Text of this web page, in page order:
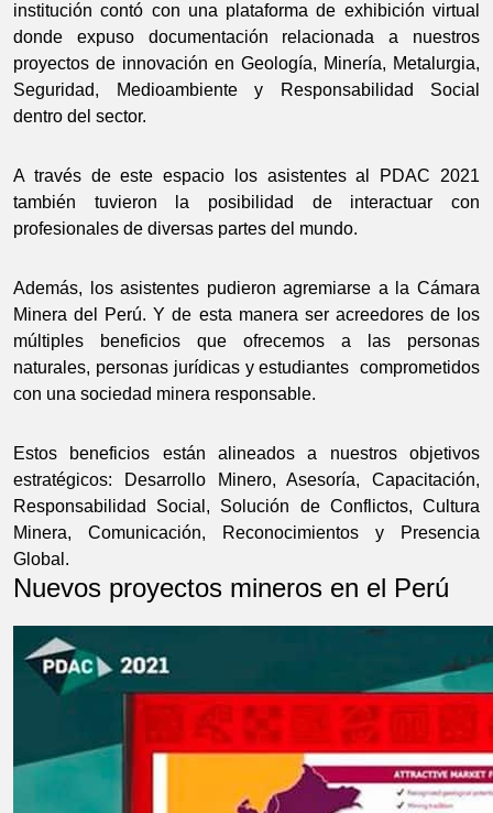
institución contó con una plataforma de exhibición virtual
donde expuso documentación relacionada a nuestros
proyectos de innovación en Geología, Minería, Metalurgia,
Seguridad, Medioambiente y Responsabilidad Social
dentro del sector.
A través de este espacio los asistentes al PDAC 2021
también tuvieron la posibilidad de interactuar con
profesionales de diversas partes del mundo.
Además, los asistentes pudieron agremiarse a la Cámara
Minera del Perú. Y de esta manera ser acreedores de los
múltiples beneficios que ofrecemos a las personas
naturales, personas jurídicas y estudiantes comprometidos
con una sociedad minera responsable.
Estos beneficios están alineados a nuestros objetivos
estratégicos: Desarrollo Minero, Asesoría, Capacitación,
Responsabilidad Social, Solución de Conflictos, Cultura
Minera, Comunicación, Reconocimientos y Presencia
Global.
Nuevos proyectos mineros en el Perú